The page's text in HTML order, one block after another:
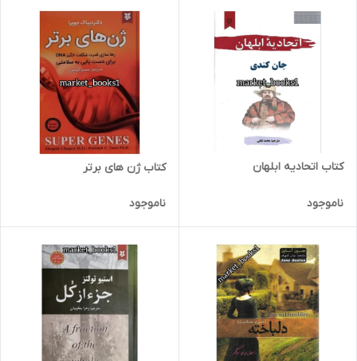
کتاب اتحادیه ابلهان
ناموجود
کتاب ژن های برتر
ناموجود